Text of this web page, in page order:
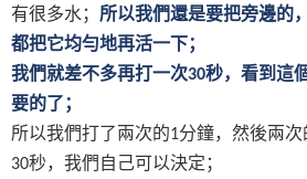
有很多水； 所以我們還是要把旁邊的
都把它均勻地再活一下；
我們就差不多再打一次30秒，看到這
要的了；
所以我們打了兩次的1分鐘，然後兩次
30秒，我們自己可以決定；